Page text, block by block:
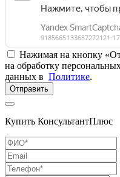
Нажимая на кнопку
на обработку
данных в Политике.
Отправить
Купить КонсультантПлюс